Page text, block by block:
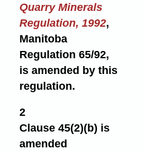
Quarry Minerals
Regulation, 1992,
Manitoba
Regulation 65/92,
is amended by this
regulation.
2
Clause 45(2)⁠(b) is
amended